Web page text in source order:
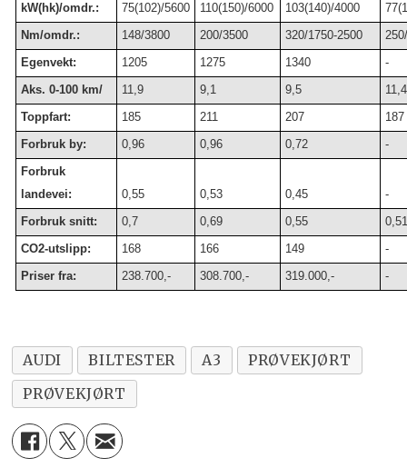
kW(hk)/omdr.:
75(102)/5600 110(150)/6000 103(140)/4000
Nm/omdr.:
148/3800 200/3500 320/1750-2500
Egenvekt:
1205 1275 1340
-
Aks. 0-100 km/
11,9 9,1 9,5
11,4
Toppfart:
185 211 207
187
Forbruk by:
0,96 0,96 0,72
-
Forbruk
landevei:
0,55 0,53 0,45
-
Forbruk snitt:
0,7 0,69 0,55
0,51
CO2-utslipp:
168 166 149
-
Priser fra:
238.700,- 308.700,- 319.000,- -
AUDI BILTESTER A3
PRØVEKJØRT
PRØVEKJØRT